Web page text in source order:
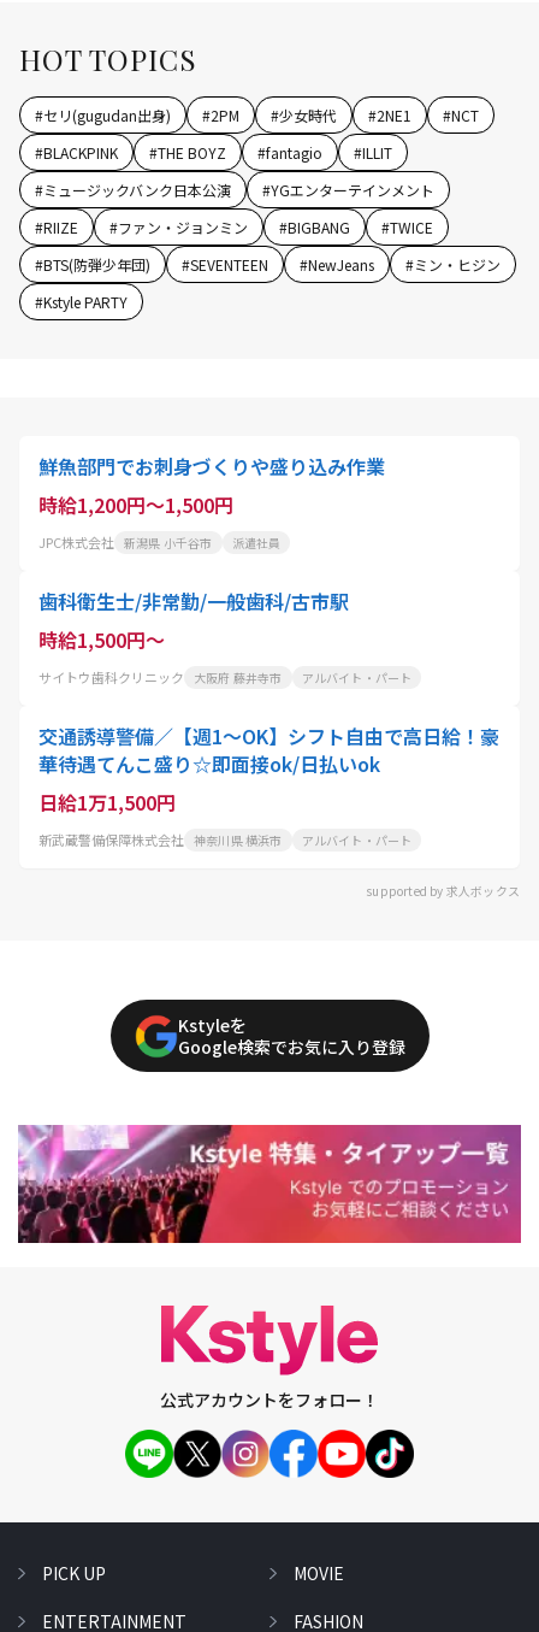
HOT TOPICS
#セリ(gugudan出身) #2PM #少女時代 #2NE1 #NCT
#BLACKPINK #THE BOYZ #fantagio #ILLIT
#ミュージックバンク日本公演 #YGエンターテインメント
#RIIZE #ファン・ジョンミン #BIGBANG #TWICE
#BTS(防弾少年団) #SEVENTEEN #NewJeans #ミン・ヒジン
#Kstyle PARTY
鮮魚部門でお刺身づくりや盛り込み作業
時給1,200円～1,500円
JPC株式会社 新潟県 小千谷市 派遣社員
歯科衛生士/非常勤/一般歯科/古市駅
時給1,500円～
サイトウ歯科クリニック 大阪府 藤井寺市 アルバイト・パート
交通誘導警備／【週1～OK】シフト自由で高日給！豪
華待遇てんこ盛り☆即面接ok/日払いok
日給1万1,500円
新武蔵警備保障株式会社 神奈川県 横浜市 アルバイト・パート
supported by 求人ボックス
Kstyleを
Google検索でお気に入り登録
公式アカウントをフォロー！
PICK UP
ENTERTAINMENT
MOVIE
FASHION